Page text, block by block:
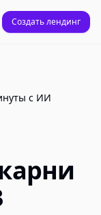
Создать лендинг
с ИИ